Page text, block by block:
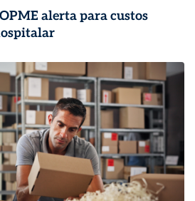
alerta para custos